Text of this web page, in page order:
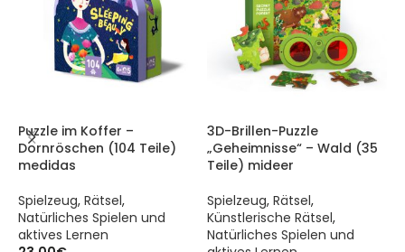
Puzzle im Koffer –
Dornröschen (104 Teile)
medidas
Spielzeug, Rätsel,
Natürliches Spielen und
aktives Lernen
3D-Brillen-Puzzle
„Geheimnisse“ – Wald (35
Teile) mideer
Spielzeug, Rätsel,
Künstlerische Rätsel,
Natürliches Spielen und